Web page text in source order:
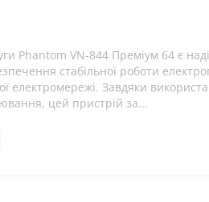
Phantom VN-844 Преміум 64 є
стабільної роботи
електромережі. Завдяки
цей пристрій за...